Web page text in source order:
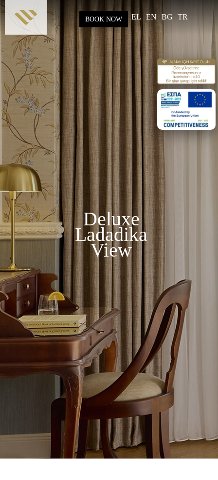
content
BOOK NOW EL EN BG TR
Deluxe
Ladadika
View